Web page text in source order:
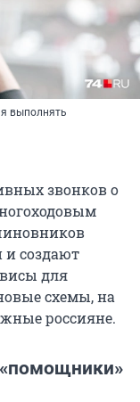
выполнять
звонков о
создают
для
схемы, на
россияне.